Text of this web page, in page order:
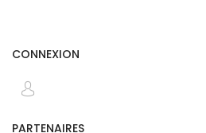
CONNEXION
PARTENAIRES